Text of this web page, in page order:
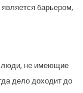
барьером,
люди, не имеющие
дело доходит до